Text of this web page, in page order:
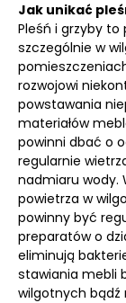
Jak unikać
Pleśń i grzyby to
szczególnie w
rozwojowi
powstawania
materiałów
powinni dbać o
regularnie
nadmiaru wody.
powietrza w
powinny być
preparatów o
eliminują
stawiania mebli
wilgotnych bądź